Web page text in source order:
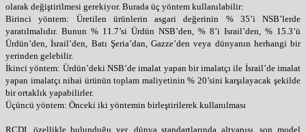
olarak değiştirilmesi gerekiyor. Burada üç yöntem kullanılabilir:
Birinci yöntem: Üretilen ürünlerin asgari değerinin % 35’i NSB’lerde
yaratılmalıdır. Bunun % 11.7’si Ürdün NSB’den, % 8’i Israil’den, % 15.3’ü
Ürdün’den, İsrail’den, Batı Şeria’dan, Gazze’den veya dünyanın herhangi bir
yerinden gelebilir.
İkinci yöntem: Ürdün’deki NSB’de imalat yapan bir imalatçı ile İsrail’de imalat
yapan imalatçı nihai ürünün toplam maliyetinin % 20’sini karşılayacak şekilde
bir ortaklık yapabilirler.
Üçüncü yöntem: Önceki iki yöntemin birleştirilerek kullanılması
RCDI, özellikle bulunduğu yer, dünya standartlarında altyapısı, son model